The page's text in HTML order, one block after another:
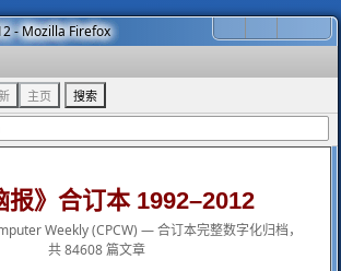
- Mozilla Firefox
主页 搜索
报》合订本 1992–2012
Weekly (CPCW) — 合订本完整数字化归档，
共 84608 篇文章